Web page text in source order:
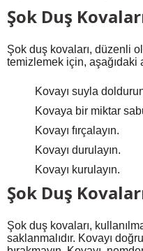
Şok Duş
Şok duş kovaları, düzenli
temizlemek için, aşağıdaki
Kovayı suyla
Kovaya bir miktar
Kovayı fırçalayın.
Kovayı durulayın.
Kovayı kurulayın.
Şok Duş
Şok duş kovaları,
saklanmalıdır. Kovayı